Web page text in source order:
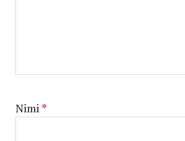
Nimi*